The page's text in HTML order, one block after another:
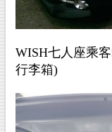
WISH七人座乘
行李箱)